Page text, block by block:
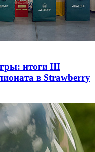
итоги III
в Strawberry